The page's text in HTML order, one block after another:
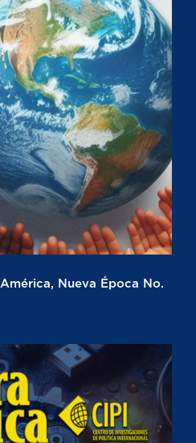
Nueva Época No.